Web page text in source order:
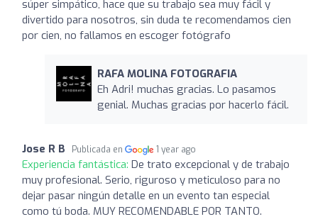
súper simpático, hace que su trabajo sea muy fácil y
divertido para nosotros, sin duda te recomendamos cien
por cien, no fallamos en escoger fotógrafo
RAFA MOLINA FOTOGRAFIA
Eh Adri! muchas gracias. Lo pasamos
genial. Muchas gracias por hacerlo fácil.
Jose R B Publicada en 1 year ago
Experiencia fantástica: De trato excepcional y de trabajo
muy profesional. Serio, riguroso y meticuloso para no
dejar pasar ningún detalle en un evento tan especial
como tú boda. MUY RECOMENDABLE POR TANTO.